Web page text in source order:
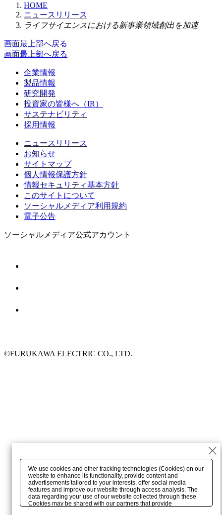
HOME
ニュースリリース
ライフサイエンスにおける新事業領域創出を加速
画面最上部へ戻る
画面最上部へ戻る
企業情報
製品情報
研究開発
投資家の皆様へ（IR）
サステナビリティ
採用情報
ニュースリリース
お知らせ
サイトマップ
個人情報保護方針
情報セキュリティ基本方針
このサイトについて
ソーシャルメディア利用規約
電子公告
ソーシャルメディア公式アカウント
©FURUKAWA ELECTRIC CO., LTD.
We use cookies and other tracking technologies (Cookies) on our
website to enhance its functionality, provide content and
advertisements tailored to your interests, offer social media
features and improve our website through access analysis. The
data regarding your use of our website collected through these
Cookies may be shared with our partners that provide